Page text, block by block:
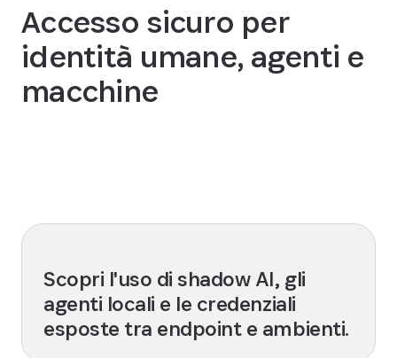
Accesso sicuro per
identità umane, agenti e
macchine
Scopri l'uso di shadow AI, gli
agenti locali e le credenziali
esposte tra endpoint e ambienti.